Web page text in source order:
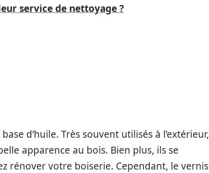
service de nettoyage ?
d’huile. Très souvent utilisés à l’extérieur,
apparence au bois. Bien plus, ils se
rénover votre boiserie. Cependant, le vernis